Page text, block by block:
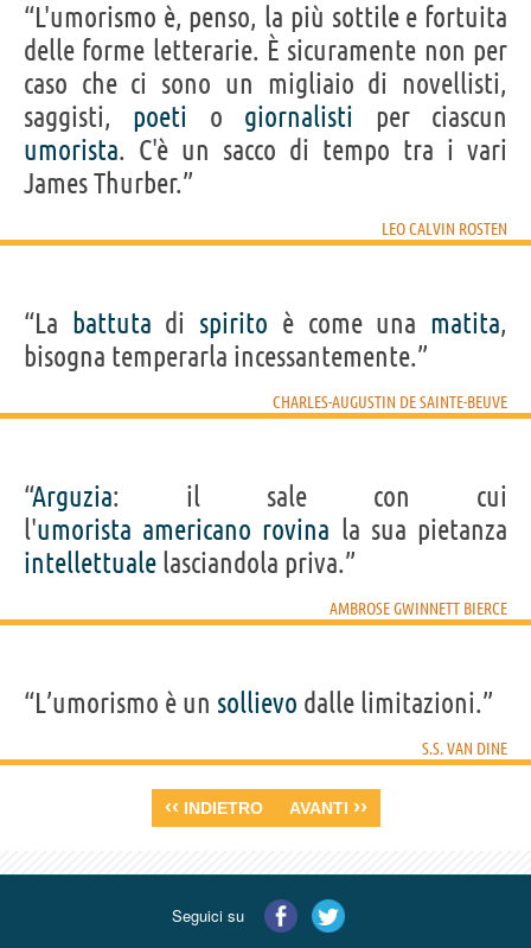
“L'umorismo è, penso, la più sottile e fortuita
delle forme letterarie. È sicuramente non per
caso che ci sono un migliaio di novellisti,
saggisti, poeti o giornalisti per ciascun
umorista. C'è un sacco di tempo tra i vari
James Thurber.”
LEO CALVIN ROSTEN
“La battuta di spirito è come una matita,
bisogna temperarla incessantemente.”
CHARLES-AUGUSTIN DE SAINTE-BEUVE
“Arguzia: il sale con cui
l'umorista americano rovina la sua pietanza
intellettuale lasciandola priva.”
AMBROSE GWINNETT BIERCE
“L’umorismo è un sollievo dalle limitazioni.”
S.S. VAN DINE
‹‹ INDIETRO AVANTI ››
Seguici su